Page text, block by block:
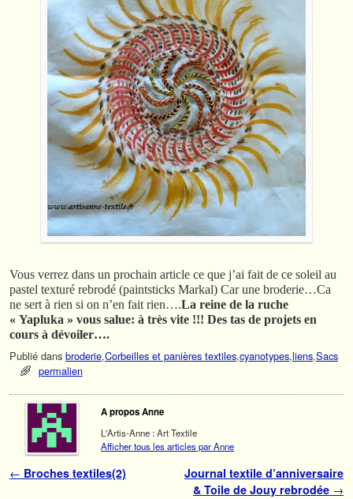
Vous verrez dans un prochain article ce que j’ai fait de ce soleil au
pastel texturé rebrodé (paintsticks Markal) Car une broderie…Ca
ne sert à rien si on n’en fait rien….La reine de la ruche
« Yapluka » vous salue: à très vite !!! Des tas de projets en
cours à dévoiler….
Publié dans broderie,Corbeilles et panières textiles,cyanotypes,liens,Sacs
permalien
A propos Anne
L'Artis-Anne : Art Textile
Afficher tous les articles par Anne
Navigation des articles
← Broches textiles(2)
Journal textile d’anniversaire
& Toile de Jouy rebrodée →